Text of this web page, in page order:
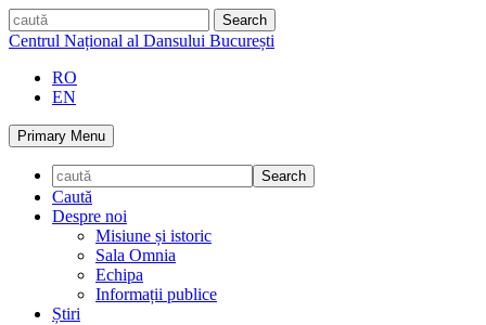
Skip
to
caută
Centrul Național al Dansului București
RO
EN
Primary Menu
Caută
Despre noi
Misiune și istoric
Sala Omnia
Echipa
Informații publice
Știri